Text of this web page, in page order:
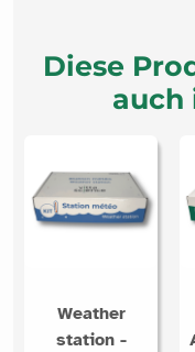
Diese
auch
Weather
station -